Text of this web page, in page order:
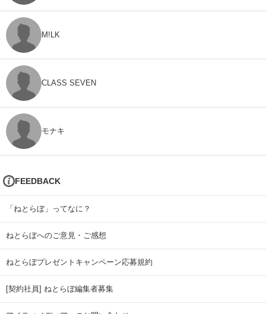
M!LK
CLASS SEVEN
モナキ
FEEDBACK
「ねとらぼ」ってなに？
ねとらぼへのご意見・ご感想
ねとらぼプレゼントキャンペーン応募規約
[契約社員] ねとらぼ編集者募集